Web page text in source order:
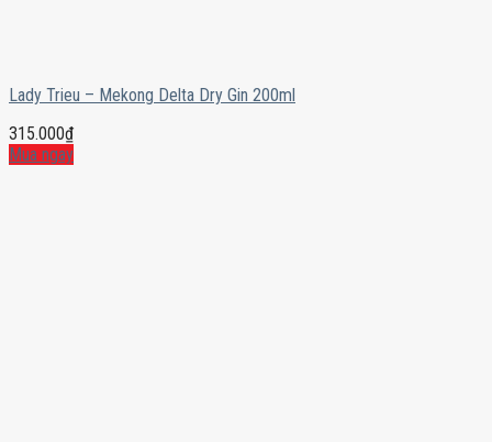
Lady Trieu – Mekong Delta Dry Gin 200ml
315.000₫
Mua ngay